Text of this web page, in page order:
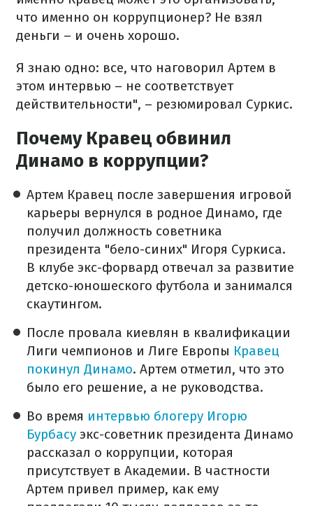
что именно он коррупционер? Не взял
деньги – и очень хорошо.
Я знаю одно: все, что наговорил Артем в
этом интервью – не соответствует
действительности", – резюмировал Суркис.
Почему Кравец обвинил
Динамо в коррупции?
Артем Кравец после завершения игровой
карьеры вернулся в родное Динамо, где
получил должность советника
президента "бело-синих" Игоря Суркиса.
В клубе экс-форвард отвечал за развитие
детско-юношеского футбола и занимался
скаутингом.
После провала киевлян в квалификации
Лиги чемпионов и Лиге Европы Кравец
покинул Динамо. Артем отметил, что это
было его решение, а не руководства.
Во время интервью блогеру Игорю
Бурбасу экс-советник президента Динамо
рассказал о коррупции, которая
присутствует в Академии. В частности
Артем привел пример, как ему